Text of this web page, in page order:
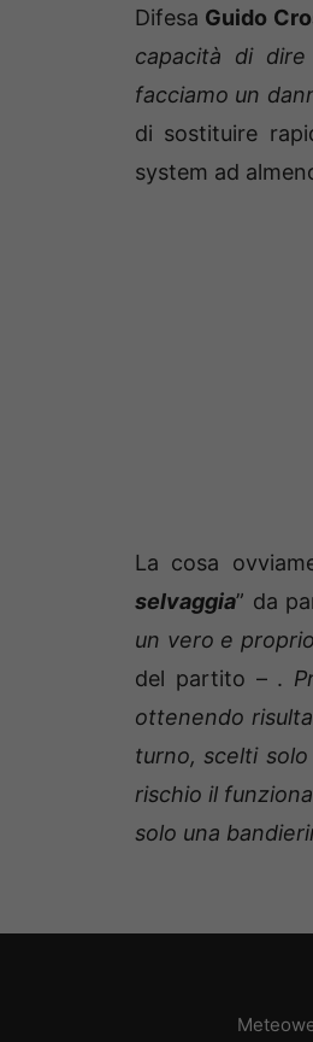
Difesa Guido
capacità di
facciamo un
di sostituire
system ad
La cosa
selvaggia” da
un vero e
del partito – .
ottenendo
turno, scelti
rischio il
solo una